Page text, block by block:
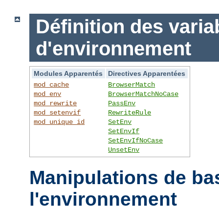
Définition des
d'environnement
Modules Apparentés
Directives Apparentées
mod_cache
mod_env
mod_rewrite
mod_setenvif
mod_unique_id
BrowserMatch
BrowserMatchNoCase
PassEnv
RewriteRule
SetEnv
SetEnvIf
SetEnvIfNoCase
UnsetEnv
Manipulations de
l'environnement